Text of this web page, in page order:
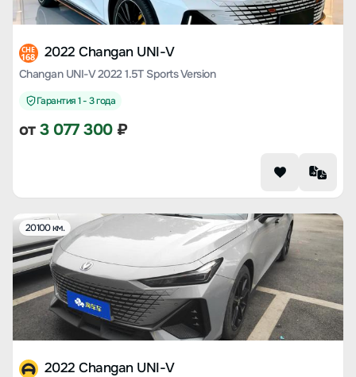
CHE
168 2022 Changan UNI-V
Changan UNI-V 2022 1.5T Sports Version
Гарантия 1 - 3 года
от3 077 300₽
20100 км.
2022 Changan UNI-V